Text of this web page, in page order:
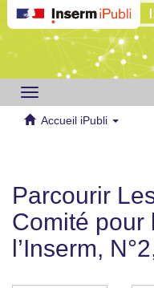
Toggle
navigation
Accueil iPubli
Parcourir
Comité pour
l’Inserm,